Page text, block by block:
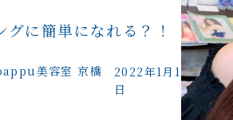
に簡単になれる？！
2022年1月12
日
美容室 京橋